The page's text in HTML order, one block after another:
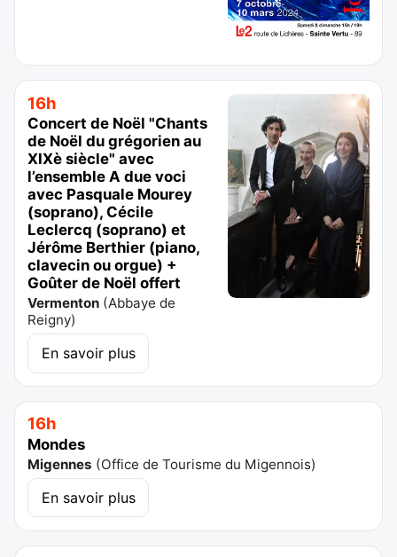
16h
Concert de Noël "Chants
de Noël du grégorien au
XIXè siècle" avec
l’ensemble A due voci
avec Pasquale Mourey
(soprano), Cécile
Leclercq (soprano) et
Jérôme Berthier (piano,
clavecin ou orgue) +
Goûter de Noël offert
Vermenton (Abbaye de
Reigny)
En savoir plus
16h
Mondes
Migennes (Office de Tourisme du Migennois)
En savoir plus